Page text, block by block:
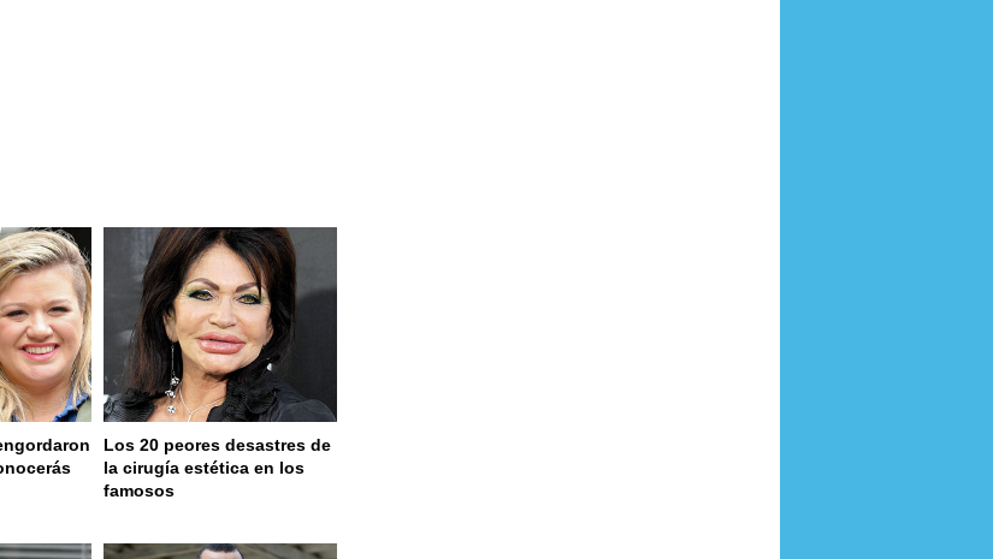
Los 20 peores desastres de
la cirugía estética en los
famosos